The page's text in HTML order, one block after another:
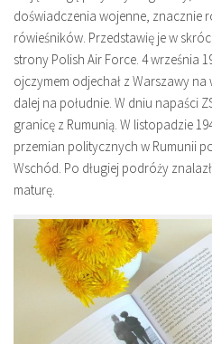
doświadczenia wojenne, znacznie
rówieśników. Przedstawię je w
strony Polish Air Force. 4 września
ojczymem odjechał z Warszawy
dalej na południe. W dniu napaści
granicę z Rumunią. W listopadzie
przemian politycznych w Rumunii
Wschód. Po długiej podróży
maturę.